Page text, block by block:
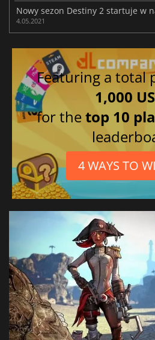
4.05.2021
Featuring a total
1,000
for thetop 10
4 WAYS TO